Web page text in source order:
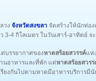
วง จังหวัดสงขลา จัดสร้างให้นักท่อ
3-4 กิโลเมตร ในวันเสาร์-อาทิตย์ จ
ต่บรรยากาศของหาดสร้อยสวรรค์แห่
นอาหารและที่พัก แต่หาดสร้อยสวรร
ยงกันไปตามหาดมีอาหารบริการมี